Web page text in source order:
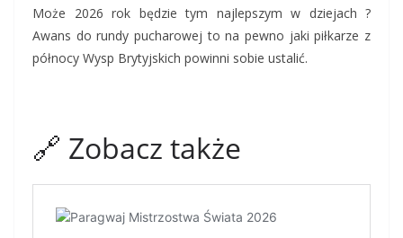
Może 2026 rok będzie tym najlepszym w dziejach ?
Awans do rundy pucharowej to na pewno jaki piłkarze z
północy Wysp Brytyjskich powinni sobie ustalić.
🔗 Zobacz także